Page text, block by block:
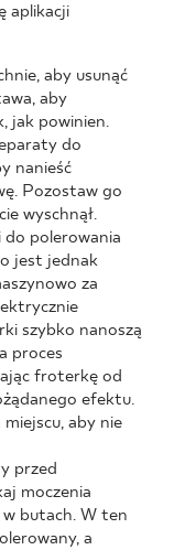
aplikacji
aby usunąć
aby
jak powinien.
do
nanieść
Pozostaw go
wyschnął.
polerowania
jest jednak
za
szybko nanoszą
proces
froterkę od
efektu.
aby nie
przed
moczenia
w butach. W ten
a